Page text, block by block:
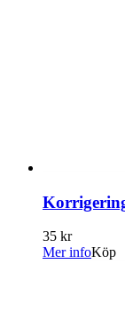
35 kr
Mer infoKöp